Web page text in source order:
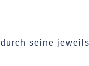
seine